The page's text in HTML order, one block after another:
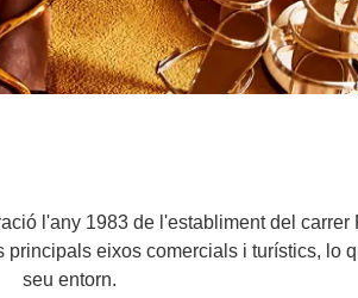
l'any 1983 de l'establiment del
eixos comercials i turístics, lo
seu entorn.